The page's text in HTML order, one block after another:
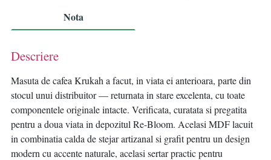
Nota
Descriere
Masuta de cafea Krukah a facut, in viata ei anterioara, parte din
stocul unui distribuitor — returnata in stare excelenta, cu toate
componentele originale intacte. Verificata, curatata si pregatita
pentru a doua viata in depozitul Re-Bloom. Acelasi MDF lacuit
in combinatia calda de stejar artizanal si grafit pentru un design
modern cu accente naturale, acelasi sertar practic pentru